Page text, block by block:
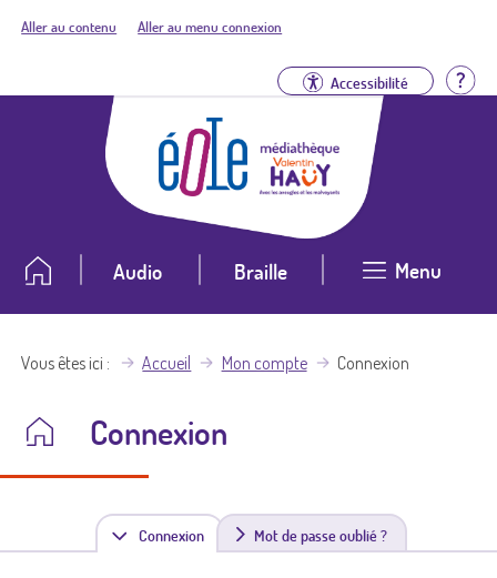
Aller au contenu Aller au menu connexion
Accessibilité
Audio Braille Menu
Vous êtes ici Accueil Mon compte Connexion
Connexion
Connexion(
Mot de passe oublié ?